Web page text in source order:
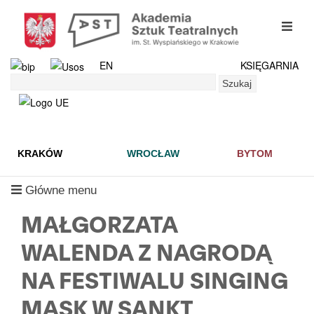
EN
KSIĘGARNIA
Szukaj
KRAKÓW WROCŁAW BYTOM
mobilne
menu
Główne menu
MAŁGORZATA
WALENDA Z NAGRODĄ
NA FESTIWALU SINGING